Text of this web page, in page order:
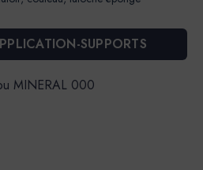
SUPPORTS
MINERAL 000